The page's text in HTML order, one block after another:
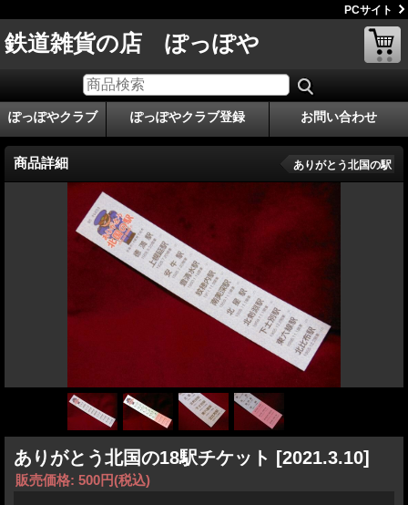
PCサイト
鉄道雑貨の店 ぽっぽや
ぽっぽやクラブ ぽっぽやクラブ登録 お問い合わせ
商品詳細 ありがとう北国の駅
ありがとう北国の18駅チケット [2021.3.10]
販売価格: 500円(税込)